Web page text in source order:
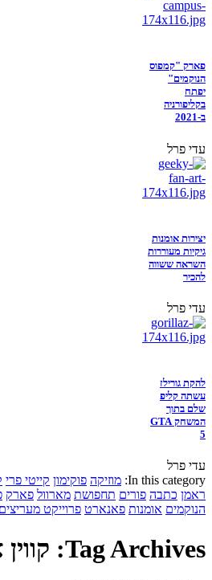
פארק "קמפוס
הנוקמים"
יפתח
בקליפורניה
ב-2021
עדי פרל
יצירות אומנות
גיקיות מעוררות
השראה ששווה
להכיר
עדי פרל
להקת גורילז
עשתה קליפ
שלם בתוך
המשחק GTA
5
עדי פרל
In this category: מוזיקה פוקימון קייטי פרי
ראמן כתבה פורים תחפושת מארוול פארק
הנוקמים אומנות פאנארט פרוייקט מעריצים
Tag Archives: קווין איסטמן